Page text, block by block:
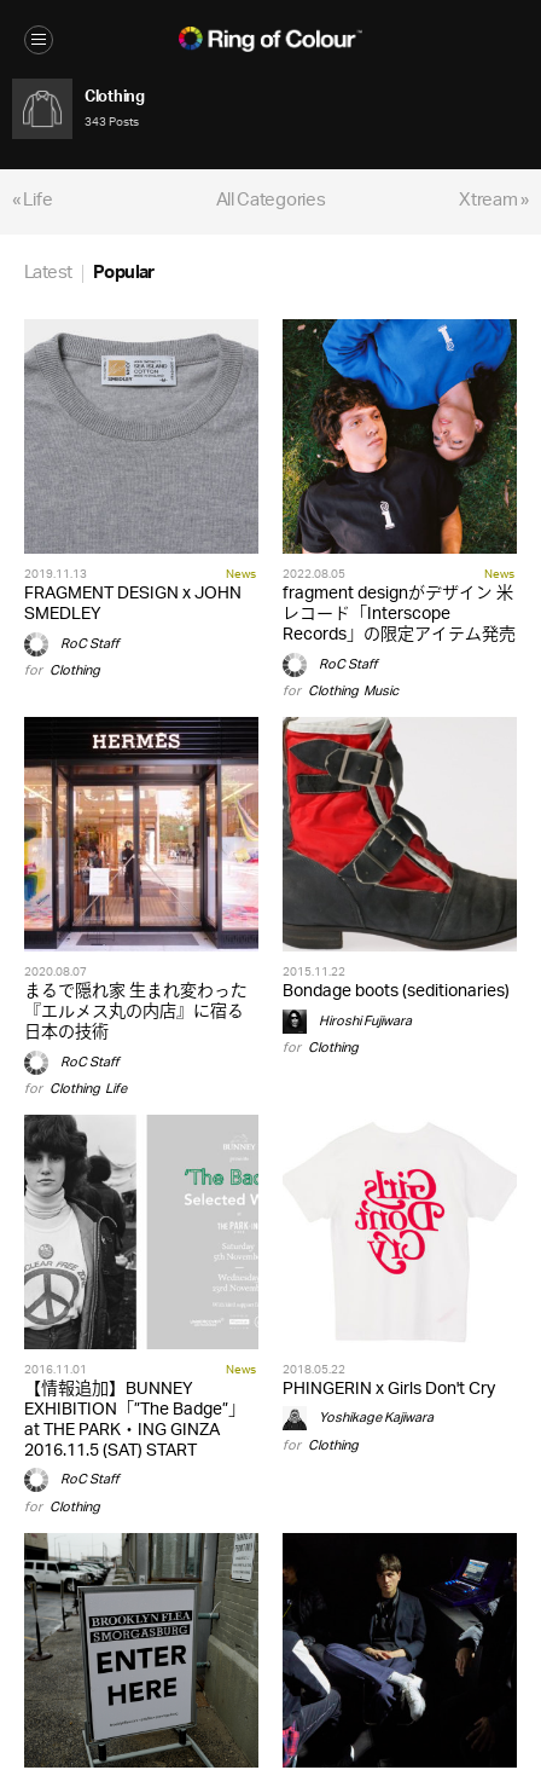
Clothing
343 Posts
« Life Xtream »
All Categories
Latest Popular
2019.11.13 News
FRAGMENT DESIGN x JOHN
SMEDLEY
RoC Staff
for Clothing
2022.08.05 News
fragment designがデザイン 米
レコード「Interscope
Records」の限定アイテム発売
RoC Staff
for Clothing,Music
2020.08.07
まるで隠れ家 生まれ変わった
『エルメス丸の内店』に宿る
日本の技術
RoC Staff
for Clothing,Life
2015.11.22
Bondage boots (seditionaries)
Hiroshi Fujiwara
for Clothing
2016.11.01 News
【情報追加】BUNNEY
EXHIBITION「”The Badge”」
at THE PARK・ING GINZA
2016.11.5 (SAT) START
RoC Staff
for Clothing
2018.05.22
PHINGERIN x Girls Don't Cry
Yoshikage Kajiwara
for Clothing